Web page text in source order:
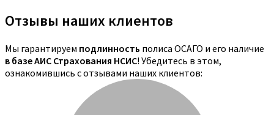
Отзывы наших клиентов
Мы гарантируем подлинность полиса ОСАГО и его наличие
в базе АИС Страхования НСИС! Убедитесь в этом,
ознакомившись с отзывами наших клиентов: